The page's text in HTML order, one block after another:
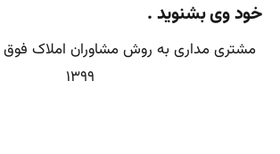
خود وی بشنوید .
مشتری مداری به روش مشاوران املاک
۱۳۹۹